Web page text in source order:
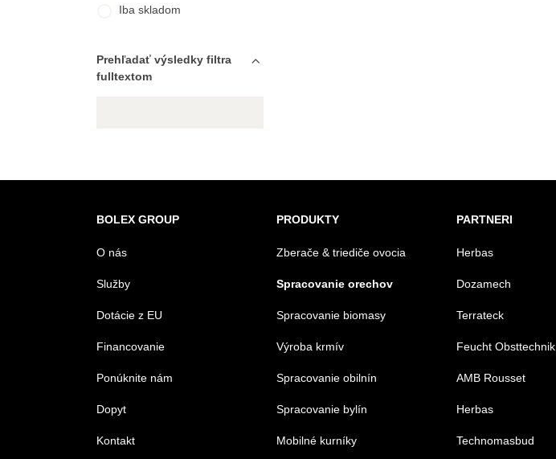
Iba skladom
Prehľadať výsledky filtra
fulltextom
BOLEX GROUP
O nás
Služby
Dotácie z EU
Financovanie
Ponúknite nám
Dopyt
Kontakt
PRODUKTY
Zberače & triediče ovocia
Spracovanie orechov
Spracovanie biomasy
Výroba krmív
Spracovanie obilnín
Spracovanie bylín
Mobilné kurníky
PARTNERI
Herbas
Dozamech
Terrateck
Feucht Obsttechnik
AMB Rousset
Herbas
Technomasbud